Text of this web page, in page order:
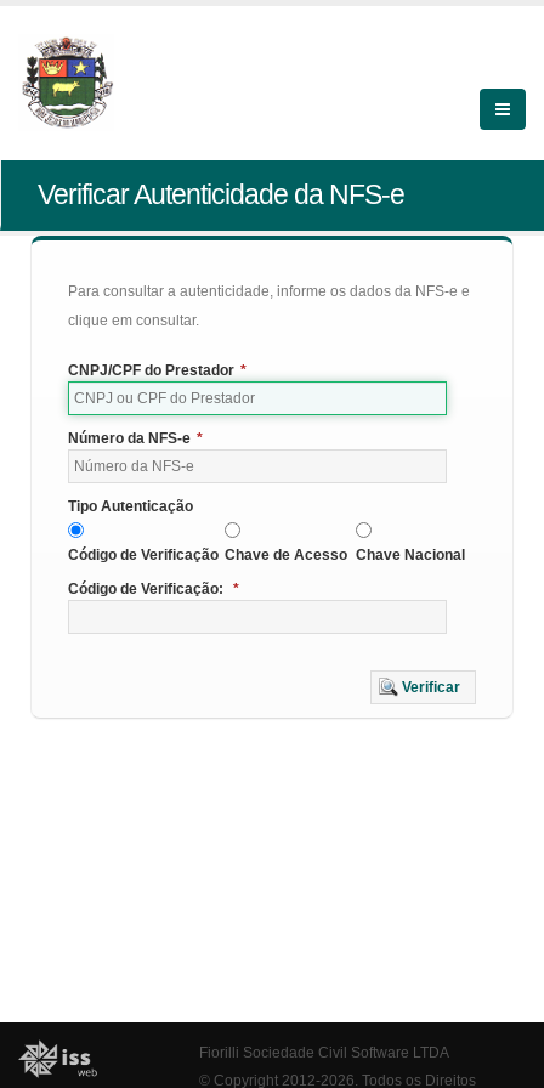
Verificar Autenticidade da NFS-e
Para consultar a autenticidade, informe os dados da NFS-e e
clique em consultar.
CNPJ/CPF do Prestador *
Número da NFS-e *
Tipo Autenticação
Código de Verificação Chave de Acesso Chave Nacional
Código de Verificação:
*
Verificar
Fiorilli Sociedade Civil Software LTDA
© Copyright 2012-2026. Todos os Direitos